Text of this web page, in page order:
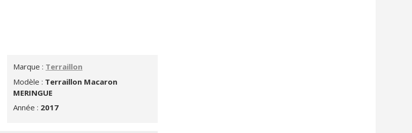
Marque : Terraillon
Modèle : Terraillon Macaron
MERINGUE
Année : 2017